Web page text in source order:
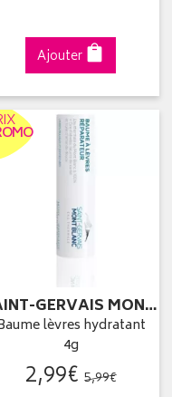
Ajouter
SAINT-GERVAIS MONT BLANC
lèvres hydratant
4g
2,99€ 5,99€